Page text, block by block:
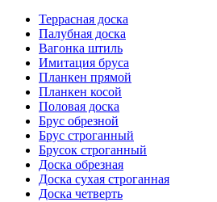
Террасная доска
Палубная доска
Вагонка штиль
Имитация бруса
Планкен прямой
Планкен косой
Половая доска
Брус обрезной
Брус строганный
Брусок строганный
Доска обрезная
Доска сухая строганная
Доска четверть